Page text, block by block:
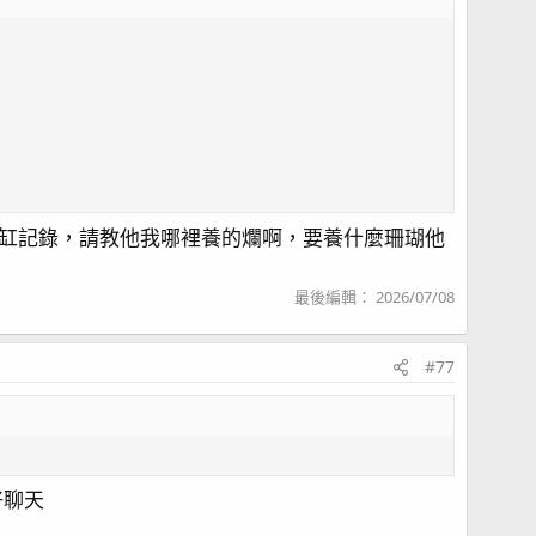
記錄，請教他我哪裡養的爛啊，要養什麼珊瑚他
最後編輯： 2026/07/08
#77
天